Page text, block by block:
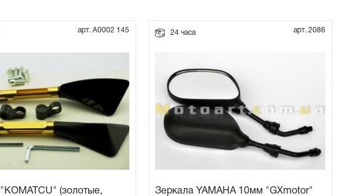
арт. А0002 145
(золотые,
24 часа арт. 2086
Зеркала YAMAHA 10мм "GXmotor"